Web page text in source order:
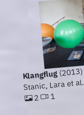
Klangflug(2013)
Stanic, Lara et al.
2 1